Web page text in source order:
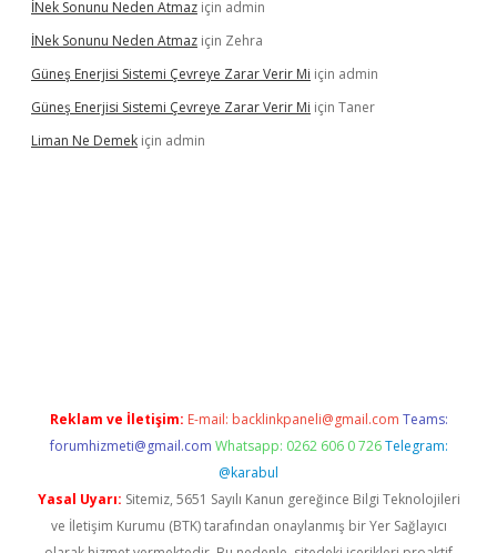
İNek Sonunu Neden Atmaz için admin
İNek Sonunu Neden Atmaz için Zehra
Güneş Enerjisi Sistemi Çevreye Zarar Verir Mi için admin
Güneş Enerjisi Sistemi Çevreye Zarar Verir Mi için Taner
Liman Ne Demek için admin
Reklam ve İletişim: E-mail: backlinkpaneli@gmail.com Teams:
forumhizmeti@gmail.com Whatsapp: 0262 606 0 726 Telegram:
@karabul
Yasal Uyarı: Sitemiz, 5651 Sayılı Kanun gereğince Bilgi Teknolojileri
ve İletişim Kurumu (BTK) tarafından onaylanmış bir Yer Sağlayıcı